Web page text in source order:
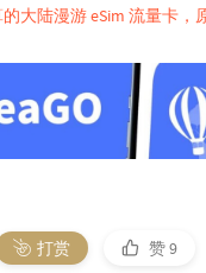
的大陆漫游 eSim 流量卡，
打赏 赞9